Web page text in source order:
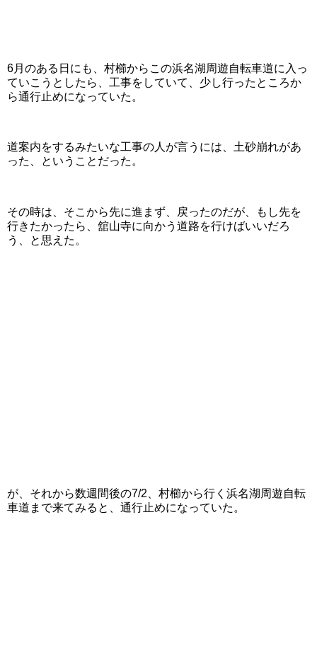
6月のある日にも、村櫛からこの浜名湖周遊自転車道に入っ
ていこうとしたら、工事をしていて、少し行ったところか
ら通行止めになっていた。
道案内をするみたいな工事の人が言うには、土砂崩れがあ
った、ということだった。
その時は、そこから先に進まず、戻ったのだが、もし先を
行きたかったら、舘山寺に向かう道路を行けばいいだろ
う、と思えた。
が、それから数週間後の7/2、村櫛から行く浜名湖周遊自転
車道まで来てみると、通行止めになっていた。